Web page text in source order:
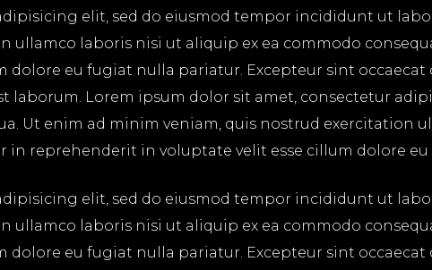
elit, sed do eiusmod tempor incididunt ut
ullamco laboris nisi ut aliquip ex ea commodo
dolore eu fugiat nulla pariatur. Excepteur sint
laborum. Lorem ipsum dolor sit amet, consectetur
Ut enim ad minim veniam, quis nostrud exercitation
in reprehenderit in voluptate velit esse cillum dolore
elit, sed do eiusmod tempor incididunt ut
ullamco laboris nisi ut aliquip ex ea commodo
dolore eu fugiat nulla pariatur. Excepteur sint